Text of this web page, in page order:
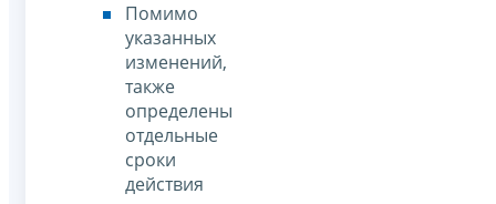
Помимо
указанных
изменений,
также
определены
отдельные
сроки
действия